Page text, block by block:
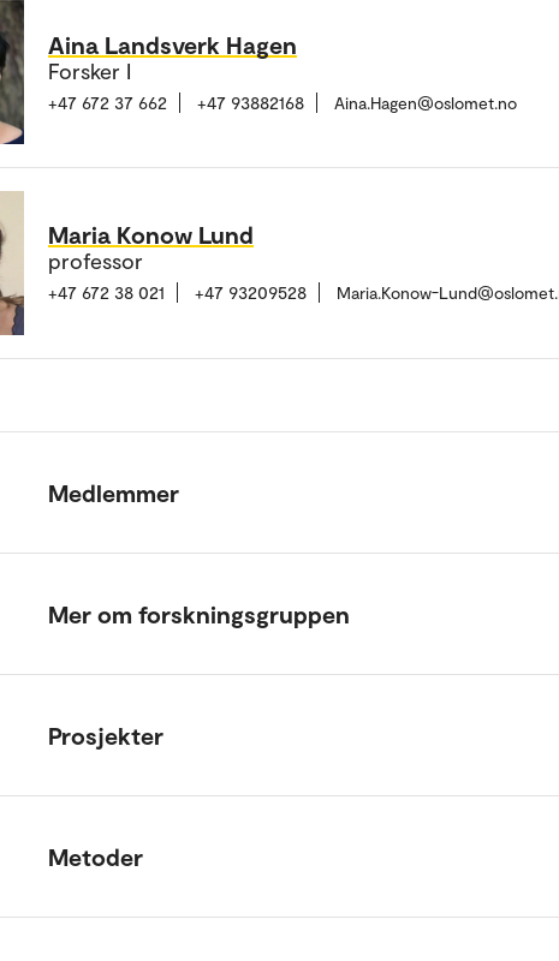
Aina Landsverk Hagen
Forsker I
+47 672 37 662 +47 93882168 Aina.Hagen@oslomet.no
Maria Konow Lund
professor
+47 672 38 021 +47 93209528 Maria.Konow-
Medlemmer
Mer om forskningsgruppen
Prosjekter
Metoder